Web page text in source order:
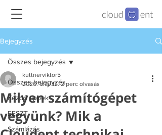
Bejegyzés
Összes bejegyzés
Kezdő tippek
EESZT
Számlázás
Összes bejegyzés
Milyen számítógépet
vegyünk? Mik a
kuttnerviktor5
2020. máj. 12. 2 perc olvasás